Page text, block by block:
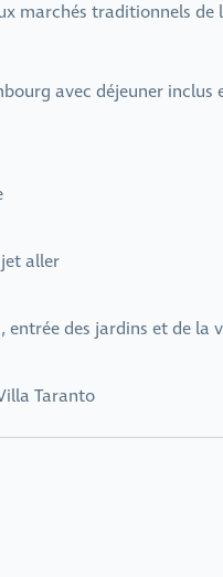
marchés traditionnels
avec déjeuner inclus
aller
entrée des jardins et de la
Taranto